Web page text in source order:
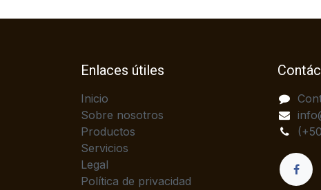
Enlaces útiles
Inicio
Sobre nosotros
Productos
Servicios
Legal
Política de privacidad